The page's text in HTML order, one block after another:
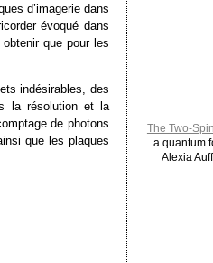
d’imagerie dans
évoqué dans
que pour les
indésirables, des
la résolution et la
de photons
que les plaques
The Two-
a quantum
Alexia